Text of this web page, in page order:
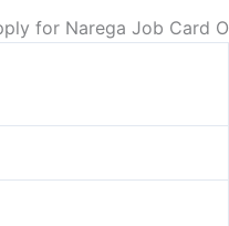
for Narega Job Card